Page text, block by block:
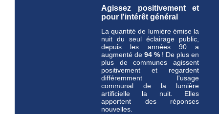
Agissez positivement et
pour l'intérêt général
La quantité de lumière émise la
nuit du seul éclairage public,
depuis les années 90 a
augmenté de 94 % ! De plus en
plus de communes agissent
positivement et regardent
différemment l'usage
communal de la lumière
artificielle la nuit. Elles
apportent des réponses
nouvelles.